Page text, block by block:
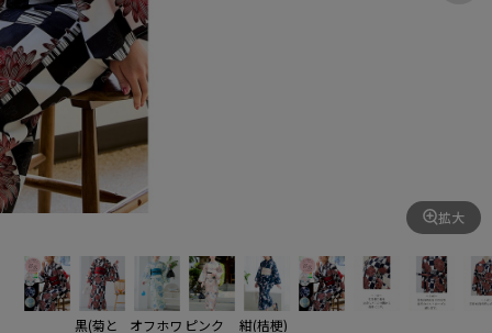
拡大
黒(菊と オフホワ ピンク 紺(桔梗)